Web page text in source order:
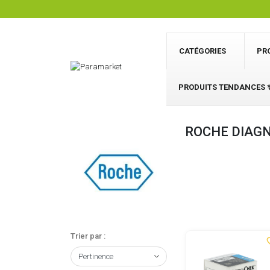
CATÉGORIES
PRODUITS TENDANCES
ROCHE
Trier par :